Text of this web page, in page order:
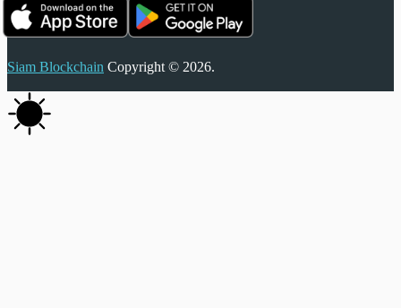
Siam Blockchain Copyright © 2026.